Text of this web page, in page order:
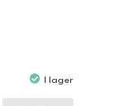
I lager